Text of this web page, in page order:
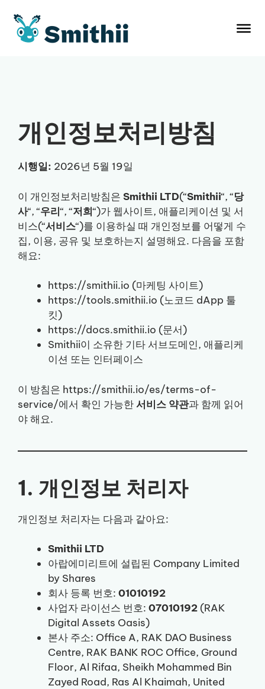
개인정보처리방침
시행일: 2026년 5월 19일
이 개인정보처리방침은 Smithii LTD(“Smithii“, “당
사“, “우리“, “저희“)가 웹사이트, 애플리케이션 및 서
비스(“서비스“)를 이용하실 때 개인정보를 어떻게 수
집, 이용, 공유 및 보호하는지 설명해요. 다음을 포함
해요:
https://smithii.io (마케팅 사이트)
https://tools.smithii.io (노코드 dApp 툴
킷)
https://docs.smithii.io (문서)
Smithii이 소유한 기타 서브도메인, 애플리케
이션 또는 인터페이스
이 방침은 https://smithii.io/es/terms-of-
service/에서 확인 가능한서비스 약관과 함께 읽어
야 해요.
1. 개인정보 처리자
개인정보 처리자는 다음과 같아요:
Smithii LTD
아랍에미리트에 설립된 Company Limited
by Shares
회사 등록 번호: 01010192
사업자 라이선스 번호: 07010192 (RAK
Digital Assets Oasis)
본사 주소: Office A, RAK DAO Business
Centre, RAK BANK ROC Office, Ground
Floor, Al Rifaa, Sheikh Mohammed Bin
Zayed Road, Ras Al Khaimah, United